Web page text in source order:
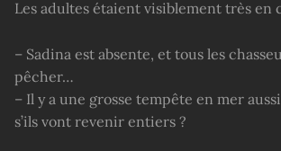
Les adultes étaient visiblement très en
– Sadina est absente, et tous les
pêcher…
– Il y a une grosse tempête en mer
s’ils vont revenir entiers ?